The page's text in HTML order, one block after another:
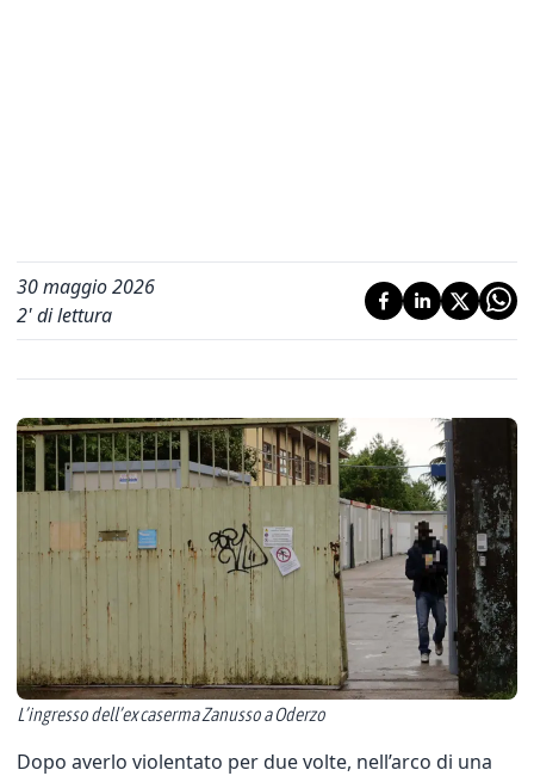
30 maggio 2026
2' di lettura
L’ingresso dell’ex caserma Zanusso a Oderzo
Dopo averlo violentato per due volte, nell’arco di una